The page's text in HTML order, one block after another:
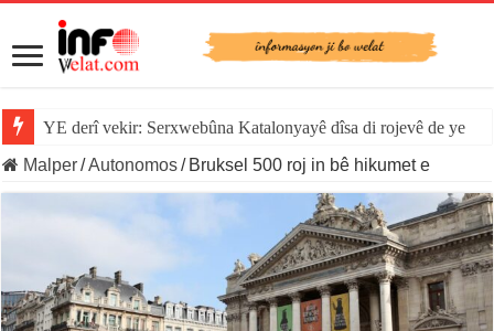
YE derî vekir: Serxwebûna Katalonyayê dîsa di rojevê de ye
Malper/Autonomos/ Bruksel 500 roj in bê hikumet e